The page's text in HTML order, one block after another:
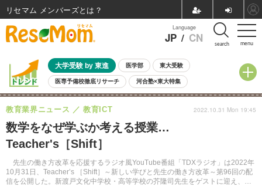
menu
Language
JP / CN search
大学受験 by 東進 医学部 東大受験
医専予備校徹底リサーチ 河合塾×東大特集
親子で考える大学選び 高校受験 中学受験 小学校受験
共通テスト 夏休み 8月開催学校説明会・相談会
8月開催イベント・WS 全国公立高校 過去問
自由研究教材（小学生向け）
数学をなぜ学ぶか考える授業…
Teacher's［Shift］
先生の働き方改革を応援するラジオ風YouTube番組「TDXラジオ」は2022年
10月31日、Teacher’s ［Shift］～新しい学びと先生の働き方改革～第96回の配
信を公開した。新渡戸文化中学校・高等学校の芥隆司先生をゲストに迎え、
教育業界ニュース 教育ICT 2022.10.31 Mon 19:45
リセマム メンバーズ